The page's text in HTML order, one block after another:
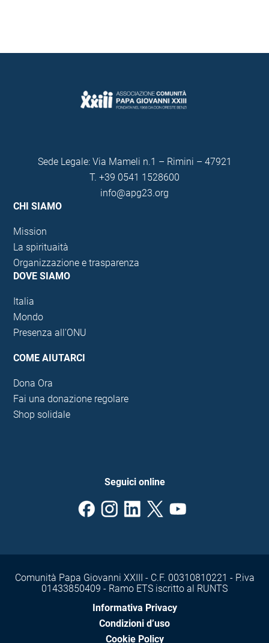
Sede Legale: Via Mameli n.1 – Rimini – 47921
T. +39 0541 1528600
info@apg23.org
CHI SIAMO
Mission
La spirituaità
Organizzazione e trasparenza
DOVE SIAMO
Italia
Mondo
Presenza all'ONU
COME AIUTARCI
Dona Ora
Fai una donazione regolare
Shop solidale
Seguici online
Comunità Papa Giovanni XXIII - C.F. 00310810221 - P.iva
01433850409 - Ramo ETS iscritto al RUNTS
Informativa Privacy
Condizioni d’uso
Cookie Policy